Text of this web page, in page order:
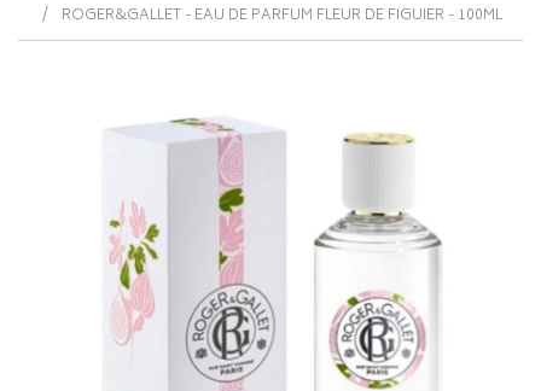
ROGER&GALLET - EAU DE PARFUM FLEUR DE FIGUIER - 100ML